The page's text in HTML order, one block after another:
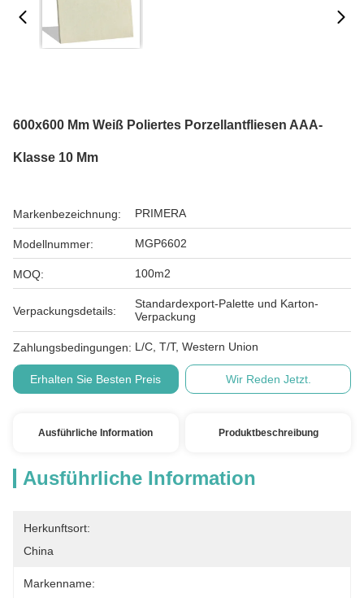
600x600 Mm Weiß Poliertes Porzellantfliesen AAA-
Klasse 10 Mm
Markenbezeichnung: PRIMERA
Modellnummer: MGP6602
MOQ: 100m2
Verpackungsdetails:
Standardexport-Palette und Karton-
Verpackung
Zahlungsbedingungen: L/C, T/T, Western Union
Erhalten Sie Besten Preis Wir Reden Jetzt.
Ausführliche Information Produktbeschreibung
Ausführliche Information
Herkunftsort:
China
Markenname: